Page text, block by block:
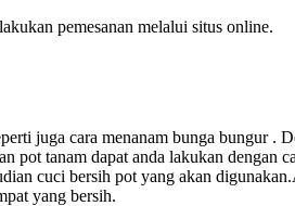
pemesanan melalui situs online.
juga cara menanam bunga bungur .
pot tanam dapat anda lakukan
cuci bersih pot yang akan
yang bersih.